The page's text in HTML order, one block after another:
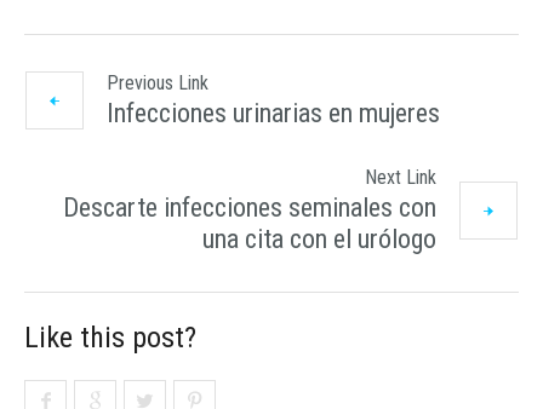
Previous Link
Infecciones urinarias en mujeres
Next Link
Descarte infecciones seminales con
una cita con el urólogo
Like this post?